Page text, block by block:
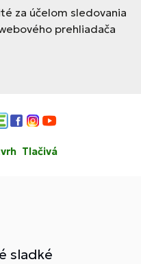
za účelom sledovania
prehliadača
Facebook
Instagram
YouTube
Tlačivá
sladké